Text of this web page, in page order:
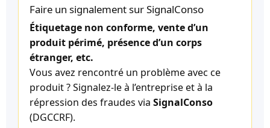
Faire un signalement sur SignalConso
Étiquetage non conforme, vente d’un
produit périmé, présence d’un corps
étranger, etc.
Vous avez rencontré un problème avec ce
produit ? Signalez-le à l’entreprise et à la
répression des fraudes via SignalConso
(DGCCRF).